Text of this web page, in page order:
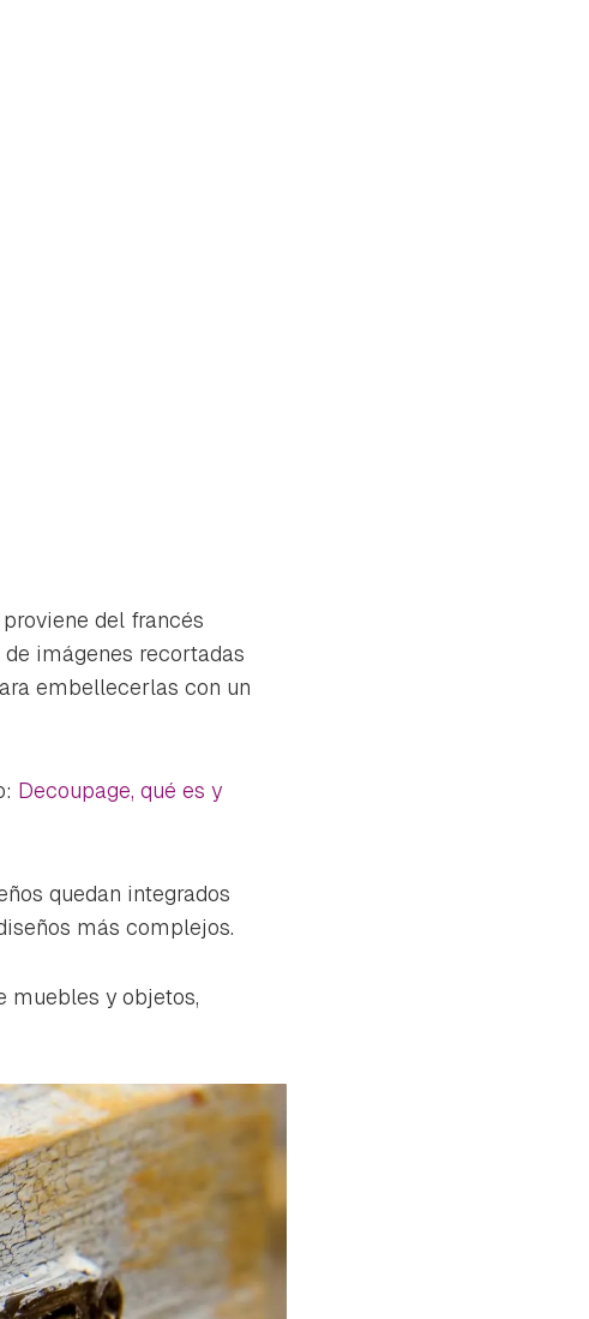
proviene del francés
imágenes recortadas
embellecerlas con un
Decoupage, qué es y
quedan integrados
más complejos.
muebles y objetos,